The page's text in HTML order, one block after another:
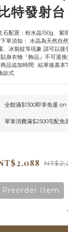
特發射台
石配置：粉水晶150g、紫
下單須知： 水晶為天然自
、冰裂紋等現象 請可以接
貼身衣物『飾品』不可退
商品追加時間:  結單後基
款式
全館滿$1300即享免運
單筆消費滿$2500宅配免
Preorder Item